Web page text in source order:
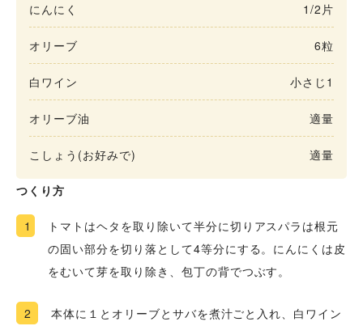
にんにく 1/2片
オリーブ 6粒
白ワイン 小さじ1
オリーブ油 適量
こしょう(お好みで) 適量
つくり方
1
トマトはヘタを取り除いて半分に切りアスパラは根元
の固い部分を切り落として4等分にする。にんにくは皮
をむいて芽を取り除き、包丁の背でつぶす。
2
本体に１とオリーブとサバを煮汁ごと入れ、白ワイン